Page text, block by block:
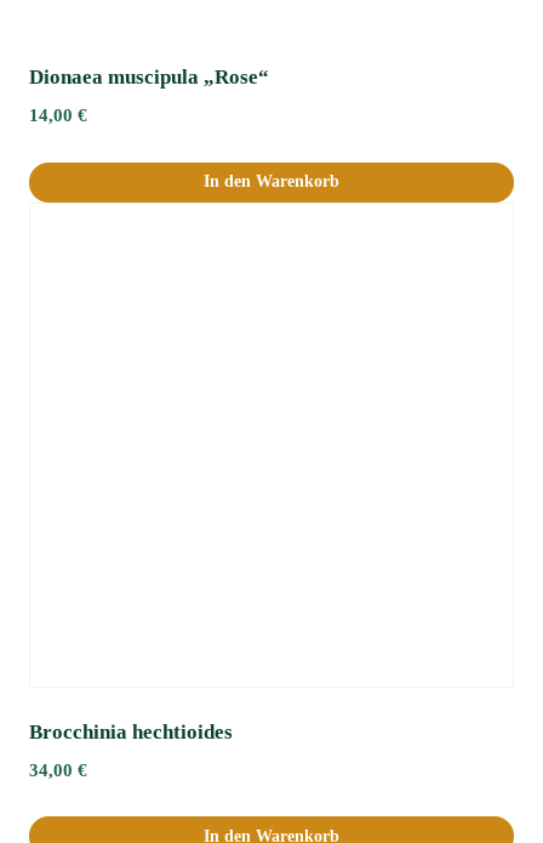
Dionaea muscipula „Rose“
14,00 €
In den Warenkorb
Brocchinia hechtioides
34,00 €
In den Warenkorb